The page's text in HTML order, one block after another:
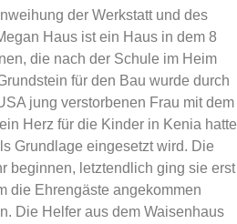
der Werkstatt und des
Haus ist ein Haus in dem 8
die nach der Schule im Heim
für den Bau wurde durch
jung verstorbenen Frau mit dem
Herz für die Kinder in Kenia hatte
Grundlage eingesetzt wird. Die
beginnen, letztendlich ging sie erst
die Ehrengäste angekommen
Die Helfer aus dem Waisenhaus